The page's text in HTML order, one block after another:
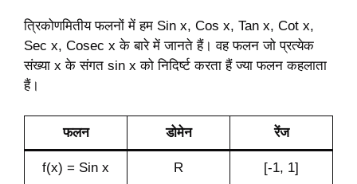
त्रिकोणमितीय फलनों में हम Sin x, Cos x, Tan x, Cot x,
Sec x, Cosec x के बारे में जानते हैं। वह फलन जो प्रत्येक
संख्या x के संगत sin x को निदिर्ष्ट करता हैं ज्या फलन कहलाता
हैं।
फलन डोमेन रेंज
f(x) = Sin x R [-1, 1]